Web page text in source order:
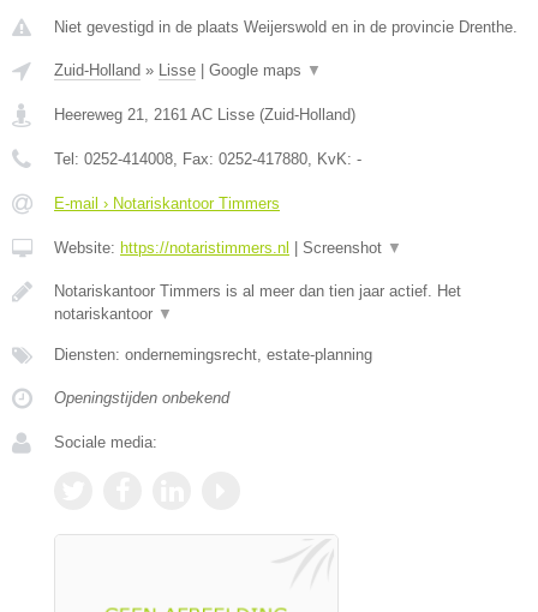
Niet gevestigd in de plaats Weijerswold en in de provincie Drenthe.
Zuid-Holland » Lisse Google maps ▼
Heereweg 21, 2161 AC Lisse (Zuid-Holland)
Tel: 0252-414008, Fax: 0252-417880, KvK: -
E-mail › Notariskantoor Timmers
Website: https://notaristimmers.nl Screenshot ▼
Notariskantoor Timmers is al meer dan tien jaar actief. Het
notariskantoor ▼
Diensten: ondernemingsrecht, estate-planning
Openingstijden onbekend
Sociale media: